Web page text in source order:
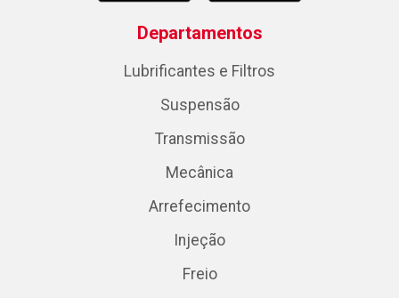
Departamentos
Lubrificantes e Filtros
Suspensão
Transmissão
Mecânica
Arrefecimento
Injeção
Freio